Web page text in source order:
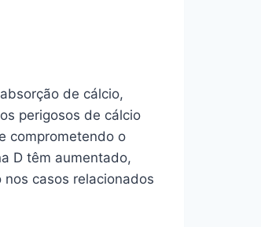
de cálcio,
perigosos de cálcio
comprometendo o
D têm aumentado,
casos relacionados